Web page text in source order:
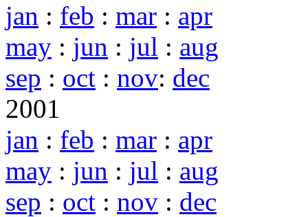
jan : feb : mar : apr
may : jun : jul : aug
sep : oct : nov: dec
2001
jan : feb : mar : apr
may : jun : jul : aug
sep : oct : nov : dec